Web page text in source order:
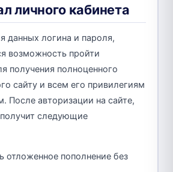
личного кабинета
данных логина и пароля,
возможность пройти
получения полноценного
сайту и всем его привилегиям
После авторизации на сайте,
следующие
отложенное пополнение без